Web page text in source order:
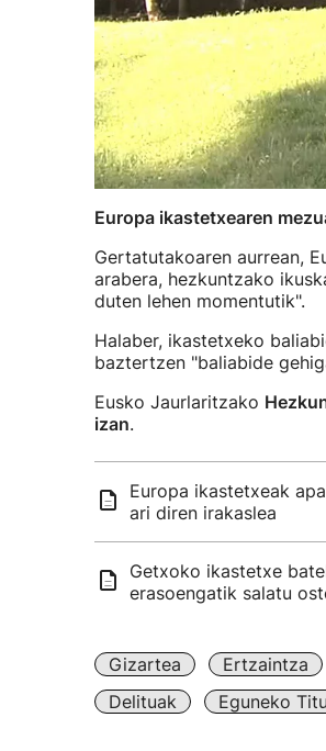
Europa ikastetxearen
Gertatutakoaren aurrean,
arabera, hezkuntzako
duten lehen momentutik".
Halaber, ikastetxeko
baztertzen "baliabide
Eusko Jaurlaritzako
izan.
Europa ikastetxeak
ari diren irakaslea
Getxoko ikastetxe
erasoengatik salatu
Gizartea Ertzaintza
Delituak
Eguneko